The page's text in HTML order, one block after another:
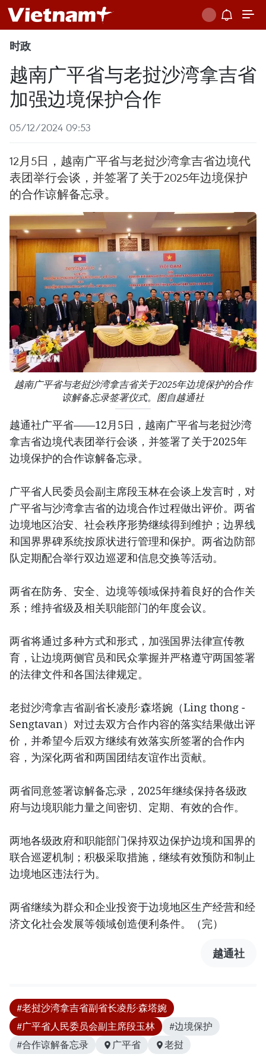
时政
越南广平省与老挝沙湾拿吉省
加强边境保护合作
05/12/2024 09:53
12月5日，越南广平省与老挝沙湾拿吉省边境代
表团举行会谈，并签署了关于2025年边境保护
的合作谅解备忘录。
越南广平省与老挝沙湾拿吉省关于2025年边境保护的合作
谅解备忘录签署仪式。图自越通社
越通社广平省——12月5日，越南广平省与老挝沙湾
拿吉省边境代表团举行会谈，并签署了关于2025年
边境保护的合作谅解备忘录。
广平省人民委员会副主席段玉林在会谈上发言时，对
广平省与沙湾拿吉省的边境合作过程做出评价。两省
边境地区治安、社会秩序形势继续得到维护；边界线
和国界界碑系统按原状进行管理和保护。两省边防部
队定期配合举行双边巡逻和信息交换等活动。
两省在防务、安全、边境等领域保持着良好的合作关
系；维持省级及相关职能部门的年度会议。
两省将通过多种方式和形式，加强国界法律宣传教
育，让边境两侧官员和民众掌握并严格遵守两国签署
的法律文件和各国法律规定。
老挝沙湾拿吉省副省长凌彤·森塔婉（Ling thong -
Sengtavan）对过去双方合作内容的落实结果做出评
价，并希望今后双方继续有效落实所签署的合作内
容，为深化两省和两国团结友谊作出贡献。
两省同意签署谅解备忘录，2025年继续保持各级政
府与边境职能力量之间密切、定期、有效的合作。
两地各级政府和职能部门保持双边保护边境和国界的
联合巡逻机制；积极采取措施，继续有效预防和制止
边境地区违法行为。
两省继续为群众和企业投资于边境地区生产经营和经
济文化社会发展等领域创造便利条件。（完）
越通社
#老挝沙湾拿吉省副省长凌彤·森塔婉
#广平省人民委员会副主席段玉林
#边境保护
#合作谅解备忘录
广平省 老挝